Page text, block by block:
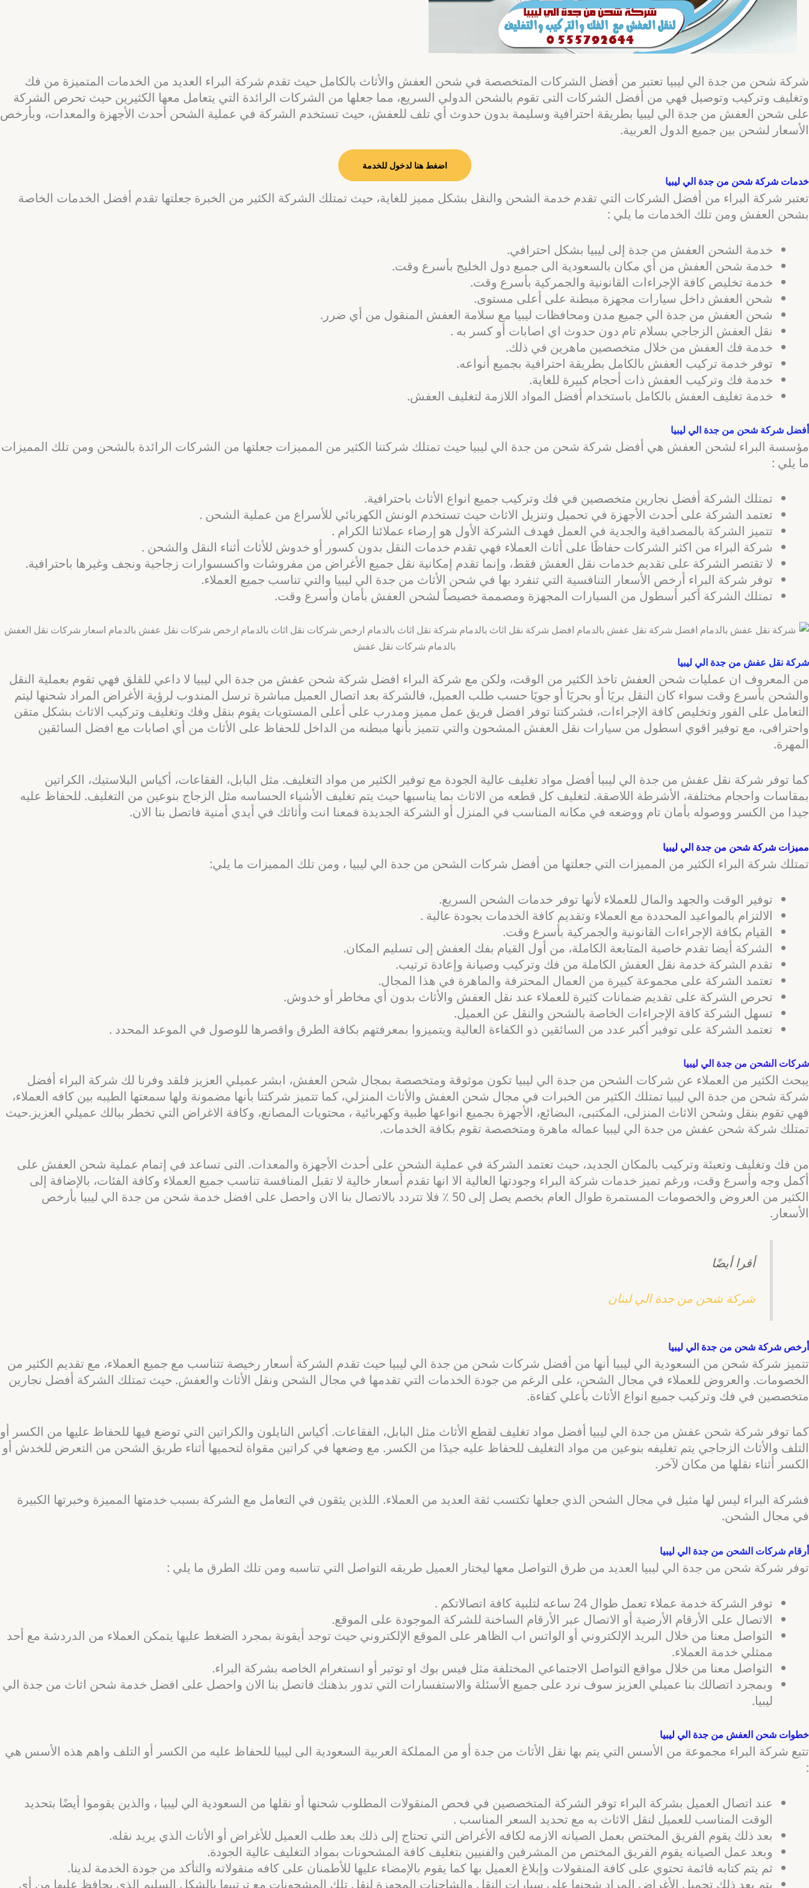
شركة شحن من جدة الي ليبيا تعتبر من أفضل الشركات المتخصصة في شحن العفش والأثاث بالكامل حيث تقدم شركة البراء العديد من الخدمات المتميزة من فك
وتغليف وتركيب وتوصيل فهي من أفضل الشركات التى تقوم بالشحن الدولي السريع، مما جعلها من الشركات الرائدة التي يتعامل معها الكثيرين حيث تحرص الشركة
على شحن العفش من جدة الي ليبيا بطريقة احترافية وسليمة بدون حدوث أي تلف للعفش، حيث تستخدم الشركة في عملية الشحن أحدث الأجهزة والمعدات، وبأرخص
الأسعار لشحن بين جميع الدول العربية.
اضغط هنا لدخول للخدمة
خدمات شركة شحن من جدة الي ليبيا
تعتبر شركة البراء من أفضل الشركات التي تقدم خدمة الشحن والنقل بشكل مميز للغاية، حيث تمتلك الشركة الكثير من الخبرة جعلتها تقدم أفضل الخدمات الخاصة
بشحن العفش ومن تلك الخدمات ما يلي :
خدمة الشحن العفش من جدة إلى ليبيا بشكل احترافي.
خدمة شحن العفش من أي مكان بالسعودية الى جميع دول الخليج بأسرع وقت.
خدمة تخليص كافة الإجراءات القانونية والجمركية بأسرع وقت.
شحن العفش داخل سيارات مجهزة مبطنة على أعلى مستوى.
شحن العفش من جدة الي جميع مدن ومحافظات ليبيا مع سلامة العفش المنقول من أي ضرر.
نقل العفش الزجاجي بسلام تام دون حدوث اي اصابات أو كسر به .
خدمة فك العفش من خلال متخصصين ماهرين في ذلك.
توفر خدمة تركيب العفش بالكامل بطريقة احترافية بجميع أنواعه.
خدمة فك وتركيب العفش ذات أحجام كبيرة للغاية.
خدمة تغليف العفش بالكامل باستخدام أفضل المواد اللازمة لتغليف العفش.
أفضل شركة شحن من جدة الي ليبيا
مؤسسة البراء لشحن العفش هي أفضل شركة شحن من جدة الي ليبيا حيث تمتلك شركتنا الكثير من المميزات جعلتها من الشركات الرائدة بالشحن ومن تلك المميزات
ما يلي :
تمتلك الشركة أفضل نجارين متخصصين في فك وتركيب جميع انواع الأثاث باحترافية.
تعتمد الشركة على أحدث الأجهزة في تحميل وتنزيل الاثاث حيث تستخدم الونش الكهربائي للأسراع من عملية الشحن .
تتميز الشركة بالمصداقية والجدية في العمل فهدف الشركة الأول هو إرضاء عملائنا الكرام .
شركة البراء من اكثر الشركات حفاظََا على أثاث العملاء فهي تقدم خدمات النقل بدون كسور أو خدوش للأثاث أثناء النقل والشحن .
لا تقتصر الشركة على تقديم خدمات نقل العفش فقط، وإنما تقدم إمكانية نقل جميع الأغراض من مفروشات واكسسوارات زجاجية ونجف وغيرها باحترافية.
توفر شركة البراء أرخص الأسعار التنافسية التي تنفرد بها في شحن الأثاث من جدة الي ليبيا والتي تناسب جميع العملاء.
تمتلك الشركة أكبر أسطول من السيارات المجهزة ومصممة خصيصاً لشحن العفش بأمان وأسرع وقت.
شركة نقل عفش من جدة الي ليبيا
من المعروف ان عمليات شحن العفش تاخذ الكثير من الوقت، ولكن مع شركة البراء افضل شركة شحن عفش من جدة الي ليبيا لا داعي للقلق فهي تقوم بعملية النقل
والشحن بأسرع وقت سواء كان النقل بريََا أو بحريََا أو جويََا حسب طلب العميل، فالشركة بعد اتصال العميل مباشرة ترسل المندوب لرؤية الأغراض المراد شحنها ليتم
التعامل على الفور وتخليص كافة الإجراءات، فشركتنا توفر افضل فريق عمل مميز ومدرب على أعلى المستويات يقوم بنقل وفك وتغليف وتركيب الاثاث بشكل متقن
واحترافى، مع توفير اقوي اسطول من سيارات نقل العفش المشحون والتي تتميز بأنها مبطنه من الداخل للحفاظ على الأثاث من أي اصابات مع افضل السائقين
المهرة.
كما توفر شركة نقل عفش من جدة الي ليبيا أفضل مواد تغليف عالية الجودة مع توفير الكثير من مواد التغليف. مثل البابل، الفقاعات، أكياس البلاستيك، الكراتين
بمقاسات واحجام مختلفة، الأشرطة اللاصقة. لتغليف كل قطعه من الاثاث بما يناسبها حيث يتم تغليف الأشياء الحساسه مثل الزجاج بنوعين من التغليف. للحفاظ عليه
جيدا من الكسر ووصوله بأمان تام ووضعه في مكانه المناسب في المنزل أو الشركة الجديدة فمعنا انت وأثاثك في أيدي أمنية فاتصل بنا الان.
مميزات شركة شحن من جدة الي ليبيا
تمتلك شركة البراء الكثير من المميزات التي جعلتها من أفضل شركات الشحن من جدة الي ليبيا ، ومن تلك المميزات ما يلي:
توفير الوقت والجهد والمال للعملاء لأنها توفر خدمات الشحن السريع.
الالتزام بالمواعيد المحددة مع العملاء وتقديم كافة الخدمات بجودة عالية .
القيام بكافة الإجراءات القانونية والجمركية بأسرع وقت.
الشركة أيضا تقدم خاصية المتابعة الكاملة، من أول القيام بفك العفش إلى تسليم المكان.
تقدم الشركة خدمة نقل العفش الكاملة من فك وتركيب وصيانة وإعادة ترتيب.
تعتمد الشركة على مجموعة كبيرة من العمال المحترفة والماهرة في هذا المجال.
تحرص الشركة على تقديم ضمانات كثيرة للعملاء عند نقل العفش والأثاث بدون أي مخاطر أو خدوش.
تسهل الشركة كافة الإجراءات الخاصة بالشحن والنقل عن العميل.
تعتمد الشركة على توفير أكبر عدد من السائقين ذو الكفاءة العالية ويتميزوا بمعرفتهم بكافة الطرق واقصرها للوصول في الموعد المحدد .
شركات الشحن من جدة الي ليبيا
يبحث الكثير من العملاء عن شركات الشحن من جدة الي ليبيا تكون موثوقة ومتخصصة بمجال شحن العفش، ابشر عميلي العزيز فلقد وفرنا لك شركة البراء أفضل
شركة شحن من جدة الي ليبيا تمتلك الكثير من الخبرات في مجال شحن العفش والأثاث المنزلي، كما تتميز شركتنا بأنها مضمونة ولها سمعتها الطيبه بين كافه العملاء،
فهي تقوم بنقل وشحن الاثاث المنزلى، المكتبى، البضائع، الأجهزة بجميع انواعها طبية وكهربائية ، محتويات المصانع، وكافة الاغراض التي تخطر ببالك عميلي العزيز.حيث
تمتلك شركة شحن عفش من جدة الي ليبيا عماله ماهرة ومتخصصة تقوم بكافة الخدمات.
من فك وتغليف وتعبئة وتركيب بالمكان الجديد، حيث تعتمد الشركة في عملية الشحن على أحدث الأجهزة والمعدات. التى تساعد في إتمام عملية شحن العفش على
أكمل وجه وأسرع وقت، ورغم تميز خدمات شركة البراء وجودتها العالية الا انها تقدم أسعار خالية لا تقبل المنافسة تناسب جميع العملاء وكافة الفئات، بالإضافة إلى
الكثير من العروض والخصومات المستمرة طوال العام بخصم يصل إلى 50 ٪ فلا تتردد بالاتصال بنا الان واحصل على افضل خدمة شحن من جدة الي ليبيا بأرخص
الأسعار.
أقرا أيضًا
شركة شحن من جدة الي لبنان
أرخص شركة شحن من جدة الي ليبيا
تتميز شركة شحن من السعودية الي ليبيا أنها من أفضل شركات شحن من جدة الي ليبيا حيث تقدم الشركة أسعار رخيصة تتناسب مع جميع العملاء، مع تقديم الكثير من
الخصومات. والعروض للعملاء في مجال الشحن، على الرغم من جودة الخدمات التي تقدمها في مجال الشحن ونقل الأثاث والعفش. حيث تمتلك الشركة أفضل نجارين
متخصصين في فك وتركيب جميع انواع الأثاث بأعلي كفاءة.
كما توفر شركة شحن عفش من جدة الي ليبيا أفضل مواد تغليف لقطع الأثاث مثل البابل، الفقاعات. أكياس النايلون والكراتين التي توضع فيها للحفاظ عليها من الكسر أو
التلف والأثاث الزجاجي يتم تغليفه بنوعين من مواد التغليف للحفاظ عليه جيدََا من الكسر. مع وضعها في كراتين مقواة لتحميها أثناء طريق الشحن من التعرض للخدش أو
الكسر أثناء نقلها من مكان لآخر.
فشركة البراء ليس لها مثيل في مجال الشحن الذي جعلها تكتسب ثقة العديد من العملاء. اللذين يثقون في التعامل مع الشركة بسبب خدمتها المميزة وخبرتها الكبيرة
في مجال الشحن.
أرقام شركات الشحن من جدة الي ليبيا
توفر شركة شحن من جدة الي ليبيا العديد من طرق التواصل معها ليختار العميل طريقه التواصل التي تناسبه ومن تلك الطرق ما يلي :
توفر الشركة خدمة عملاء تعمل طوال 24 ساعه لتلبية كافة اتصالاتكم .
الاتصال على الأرقام الأرضية أو الاتصال عبر الأرقام الساخنة للشركة الموجودة على الموقع.
التواصل معنا من خلال البريد الإلكتروني أو الواتس اب الظاهر على الموقع الإلكتروني حيث توجد أيقونة بمجرد الضغط عليها يتمكن العملاء من الدردشة مع أحد
ممثلي خدمة العملاء.
التواصل معنا من خلال مواقع التواصل الاجتماعي المختلفة مثل فيس بوك او توتير أو انستغرام الخاصه بشركة البراء.
وبمجرد اتصالك بنا عميلي العزيز سوف نرد على جميع الأسئلة والاستفسارات التي تدور بذهنك فاتصل بنا الان واحصل على افضل خدمة شحن اثاث من جدة الي
ليبيا.
خطوات شحن العفش من جدة الي ليبيا
تتبع شركة البراء مجموعة من الأسس التي يتم بها نقل الأثاث من جدة أو من المملكة العربية السعودية الى ليبيا للحفاظ عليه من الكسر أو التلف واهم هذه الأسس هي
:
عند اتصال العميل بشركة البراء توفر الشركة المتخصصين في فحص المنقولات المطلوب شحنها أو نقلها من السعودية الي ليبيا ، والذين يقوموا أيضًا بتحديد
الوقت المناسب للعميل لنقل الاثاث به مع تحديد السعر المناسب .
بعد ذلك يقوم الفريق المختص بعمل الصيانه الازمه لكافه الأغراض التي تحتاج إلى ذلك بعد طلب العميل للأغراض أو الأثاث الذي يريد نقله.
وبعد عمل الصيانه يقوم الفريق المختص من المشرفين والفنيين بتغليف كافة المشحونات بمواد التغليف عالية الجودة.
ثم يتم كتابه قائمة تحتوي على كافة المنقولات وإبلاغ العميل بها كما يقوم بالإمضاء عليها للأطمنان على كافه منقولاته والتأكد من جودة الخدمة لدينا.
يتم بعد ذلك تحميل الأغراض المراد شحنها على سيارات النقل والشاحنات المجهزة لنقل تلك المشحونات مع ترتيبها بالشكل السليم الذي يحافظ عليها من أي